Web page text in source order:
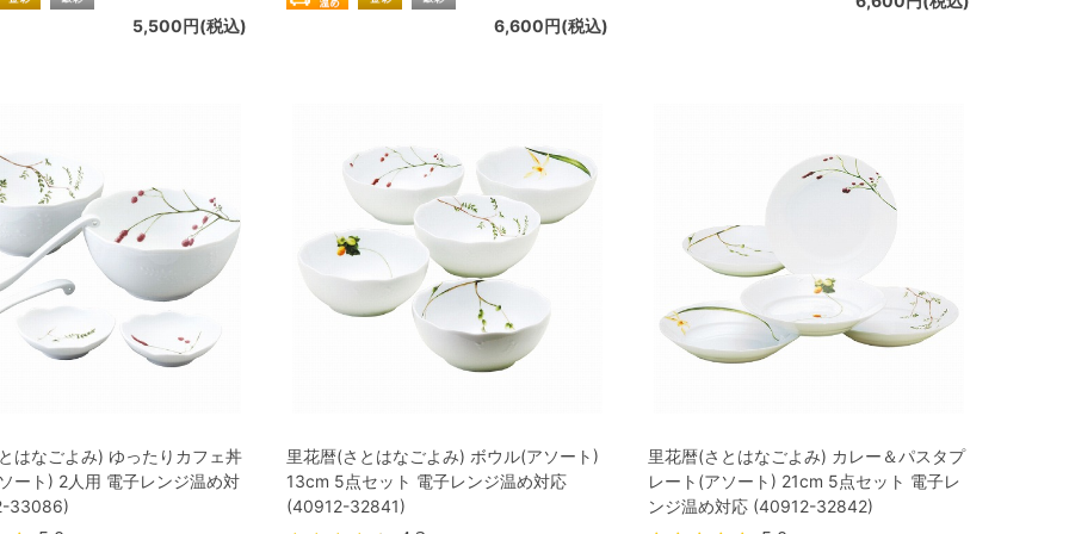
5,500円(税込) 6,600円(税込)
はなごよみ) ゆったりカフェ丼
ート) 2人用 電子レンジ温め対
33086)
里花暦(さとはなごよみ) ボウル(アソート)
13cm 5点セット 電子レンジ温め対応
(40912-32841)
里花暦(さとはなごよみ) カレー＆パスタプ
レート(アソート) 21cm 5点セット 電子レ
ンジ温め対応 (40912-32842)